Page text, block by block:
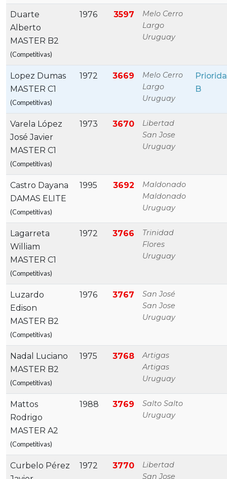
Duarte
Alberto
MASTER B2
(Competitivas)
1976 3597
Melo Cerro
Largo
Uruguay
Lopez Dumas
MASTER C1
(Competitivas)
1972 3669
Melo Cerro
Largo
Uruguay
B
Varela López
José Javier
MASTER C1
(Competitivas)
1973 3670
Libertad
San Jose
Uruguay
Castro Dayana
DAMAS ELITE
(Competitivas)
1995 3692
Maldonado
Maldonado
Uruguay
Lagarreta
William
MASTER C1
(Competitivas)
1972 3766
Trinidad
Flores
Uruguay
Luzardo
Edison
MASTER B2
(Competitivas)
1976 3767
San José
San Jose
Uruguay
Nadal Luciano
MASTER B2
(Competitivas)
1975 3768
Artigas
Artigas
Uruguay
Mattos
Rodrigo
MASTER A2
(Competitivas)
1988 3769
Salto Salto
Uruguay
Curbelo Pérez
1972 3770
Libertad
San Jose